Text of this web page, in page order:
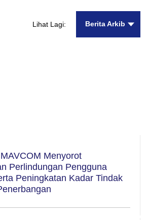
Lihat Lagi: Berita Arkib
Menyorot
Perlindungan Pengguna
Peningkatan Kadar Tindak